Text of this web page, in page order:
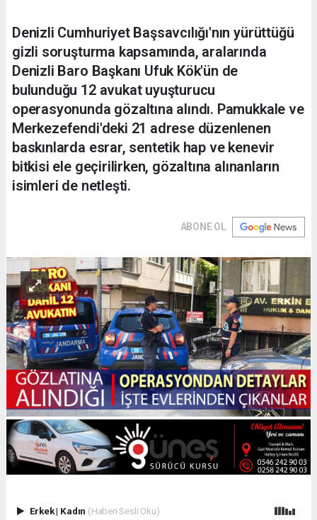
Denizli Cumhuriyet Başsavcılığı'nın yürüttüğü
gizli soruşturma kapsamında, aralarında
Denizli Baro Başkanı Ufuk Kök'ün de
bulunduğu 12 avukat uyuşturucu
operasyonunda gözaltına alındı. Pamukkale ve
Merkezefendi'deki 21 adrese düzenlenen
baskınlarda esrar, sentetik hap ve kenevir
bitkisi ele geçirilirken, gözaltına alınanların
isimleri de netleşti.
ABONE OL
Erkek| Kadın (Haberi Sesli Oku)